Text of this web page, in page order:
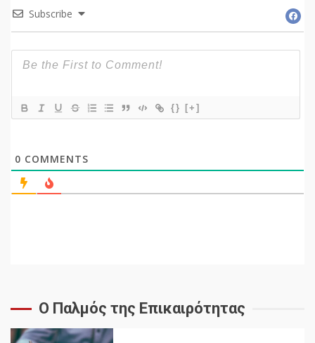
Subscribe
{} [+]
0 COMMENTS
Ο Παλμός της Επικαιρότητας